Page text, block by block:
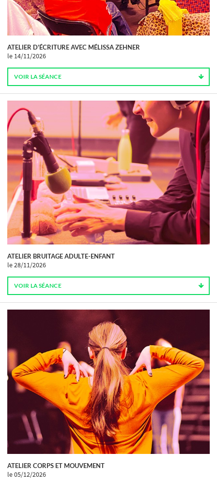
ATELIER D'ÉCRITURE AVEC MÉLISSA ZEHNER
le 14/11/2026
VOIR LA SÉANCE
ATELIER BRUITAGE ADULTE-ENFANT
le 28/11/2026
VOIR LA SÉANCE
ATELIER CORPS ET MOUVEMENT
le 05/12/2026